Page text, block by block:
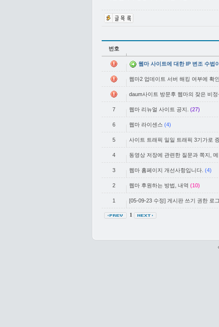
번호
웹마 사이트에 대한 IP 변조 수법
웹마2 업데이트 서버 해킹 여부에 확
daum사이트 방문후 웹마의 잦은 비
7 웹마 리뉴얼 사이트 공지. (27)
6 웹마 라이센스 (4)
5 사이트 트래픽 일일 트래픽 3기가로
4 동영상 저장에 관련한 질문과 쪽지,
3 웹마 홈페이지 개선사항입니다. (4)
2 웹마 후원하는 방법, 내역 (10)
1 [05-09-23 수정] 게시판 쓰기 권한 로
1